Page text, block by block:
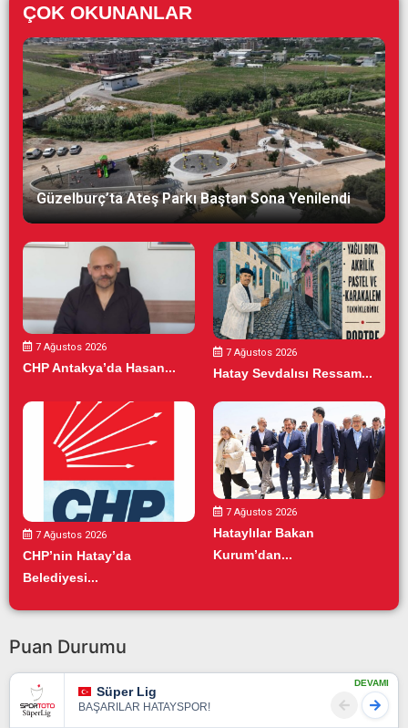
ÇOK OKUNANLAR
Güzelburç’ta Ateş Parkı Baştan Sona Yenilendi
7 Ağustos 2026
CHP Antakya’da Hasan...
7 Ağustos 2026
Hatay Sevdalısı Ressam...
7 Ağustos 2026
CHP’nin Hatay’da
Belediyesi...
7 Ağustos 2026
Hataylılar Bakan
Kurum’dan...
Puan Durumu
Süper Lig
BAŞARILAR HATAYSPOR!
DEVAMI